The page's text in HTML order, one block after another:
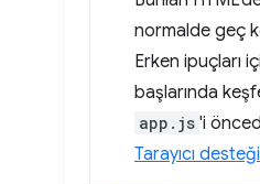
normalde geç
Erken ipuçları
başlarında
app.js 'i
Tarayıcı desteği